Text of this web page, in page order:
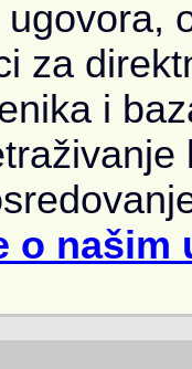
za
i
o našim